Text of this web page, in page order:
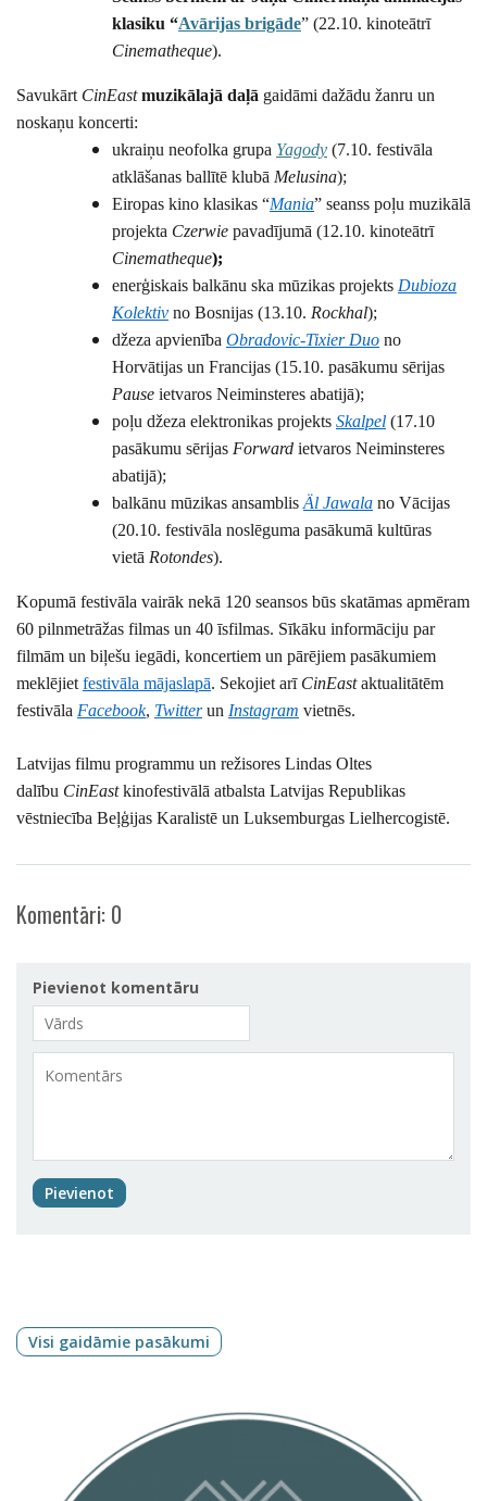
klasiku “Avārijas brigāde” (22.10. kinoteātrī
Cinematheque).
Savukārt CinEast muzikālajā daļā gaidāmi dažādu žanru un
noskaņu koncerti:
ukraiņu neofolka grupa Yagody (7.10. festivāla
atklāšanas ballītē klubā Melusina);
Eiropas kino klasikas “Mania” seanss poļu muzikālā
projekta Czerwie pavadījumā (12.10. kinoteātrī
Cinematheque);
enerģiskais balkānu ska mūzikas projekts Dubioza
Kolektiv no Bosnijas (13.10. Rockhal);
džeza apvienība Obradovic-Tixier Duo no
Horvātijas un Francijas (15.10. pasākumu sērijas
Pause ietvaros Neiminsteres abatijā);
poļu džeza elektronikas projekts Skalpel (17.10
pasākumu sērijas Forward ietvaros Neiminsteres
abatijā);
balkānu mūzikas ansamblis Äl Jawala no Vācijas
(20.10. festivāla noslēguma pasākumā kultūras
vietā Rotondes).
Kopumā festivāla vairāk nekā 120 seansos būs skatāmas apmēram
60 pilnmetrāžas filmas un 40 īsfilmas. Sīkāku informāciju par
filmām un biļešu iegādi, koncertiem un pārējiem pasākumiem
meklējiet festivāla mājaslapā. Sekojiet arī CinEastaktualitātēm
festivāla Facebook, Twitter un Instagram vietnēs.
Latvijas filmu programmu un režisores Lindas Oltes
dalību CinEastkinofestivālā atbalsta Latvijas Republikas
vēstniecība Beļģijas Karalistē un Luksemburgas Lielhercogistē.
Komentāri: 0
Pievienot komentāru
Pievienot
Visi gaidāmie pasākumi